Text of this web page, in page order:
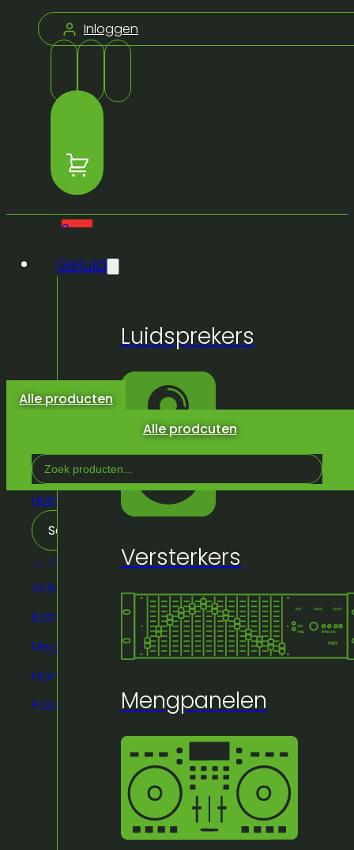
Alle prodcuten
Inloggen
0
producten
winkelwagen.
Geluid
Luidsprekers
Versterkers
Mengpanelen
Alle producten
Search
...
Home
Luidsprekers
Sorteren op
← Geluid
Actieve luidsprekers
Batterij & Bluethooth Speakers
Megafoon
Monitors
Passieve luidsprekers